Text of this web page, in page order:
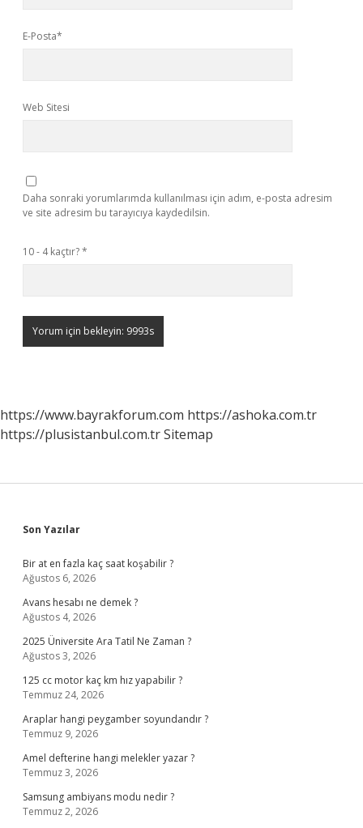
E-Posta*
Web Sitesi
Daha sonraki yorumlarımda kullanılması için adım, e-posta adresim
ve site adresim bu tarayıcıya kaydedilsin.
10 - 4 kaçtır?*
https://www.bayrakforum.com https://ashoka.com.tr
https://plusistanbul.com.trSitemap
Sidebar
Son Yazılar
Bir at en fazla kaç saat koşabilir ?
Ağustos 6, 2026
Avans hesabı ne demek ?
Ağustos 4, 2026
2025 Üniversite Ara Tatil Ne Zaman ?
Ağustos 3, 2026
125 cc motor kaç km hız yapabilir ?
Temmuz 24, 2026
Araplar hangi peygamber soyundandır ?
Temmuz 9, 2026
Amel defterine hangi melekler yazar ?
Temmuz 3, 2026
Samsung ambiyans modu nedir ?
Temmuz 2, 2026